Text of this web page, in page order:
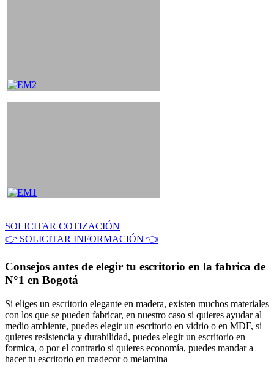
SOLICITAR COTIZACIÓN
👉 SOLICITAR INFORMACIÓN 👈
Consejos antes de elegir tu escritorio en la fabrica de
N°1 en Bogotá
Si eliges un escritorio elegante en madera, existen muchos materiales
con los que se pueden fabricar, en nuestro caso si quieres ayudar al
medio ambiente, puedes elegir un escritorio en vidrio o en MDF, si
quieres resistencia y durabilidad, puedes elegir un escritorio en
formica, o por el contrario si quieres economía, puedes mandar a
hacer tu escritorio en madecor o melamina